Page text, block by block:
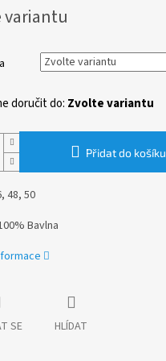
variantu
doručit do: Zvolte variantu
Přidat do košíku
48, 50
Bavlna
SE HLÍDAT